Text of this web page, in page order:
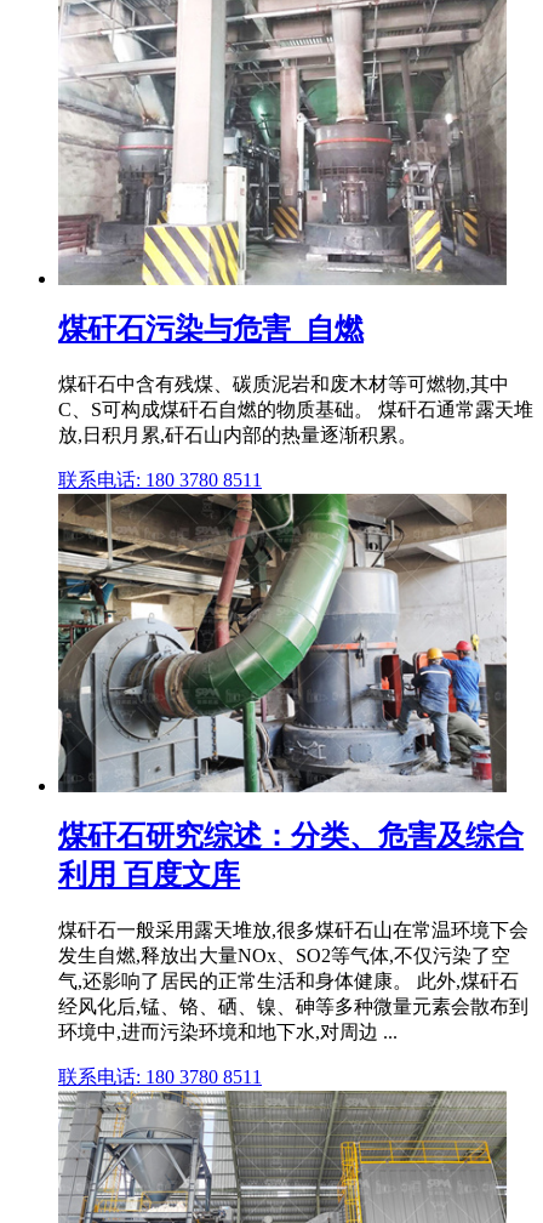
煤矸石污染与危害_自燃
煤矸石中含有残煤、碳质泥岩和废木材等可燃物,其中
C、S可构成煤矸石自燃的物质基础。 煤矸石通常露天堆
放,日积月累,矸石山内部的热量逐渐积累。
联系电话: 180 3780 8511
煤矸石研究综述：分类、危害及综合
利用 百度文库
煤矸石一般采用露天堆放,很多煤矸石山在常温环境下会
发生自燃,释放出大量NOx、SO2等气体,不仅污染了空
气,还影响了居民的正常生活和身体健康。 此外,煤矸石
经风化后,锰、铬、硒、镍、砷等多种微量元素会散布到
环境中,进而污染环境和地下水,对周边 ...
联系电话: 180 3780 8511